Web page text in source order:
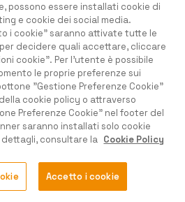
possono essere installati cookie di
e cookie dei social media.
i cookie" saranno attivate tutte le
decidere quali accettare, cliccare
cookie". Per l'utente è possibile
le proprie preferenze sui
"Gestione Preferenze Cookie"
cookie policy o attraverso
Preferenze Cookie" nel footer del
saranno installati solo cookie
consultare la Cookie Policy
Accetto i cookie